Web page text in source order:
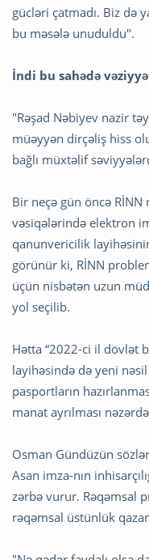
gücləri çatmadı. Biz də
bu məsələ unuduldu".
İndi bu sahədə
"Rəşad Nəbiyev nazir
müəyyən dirçəliş hiss
bağlı müxtəlif
Bir neçə gün öncə
vəsiqələrində elektron
qanunvericilik
görünür ki, RİNN
üçün nisbətən uzun
yol seçilib.
Hətta “2022-ci il dövlət
layihəsində də yeni
pasportların
manat ayrılması
Osman Gündüzün
Asan imza-nın
zərbə vurur. Rəqəmsal
rəqəmsal üstünlük